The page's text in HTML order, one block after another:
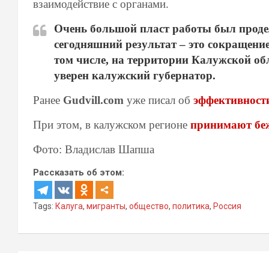
взаимодействие с органами.
Очень большой пласт работы был
сегодняшний результат – это
том числе, на территории Калужской
уверен калужский губернатор.
Ранее Gudvill.com уже писал об
При этом, в калужском регионе принимают
Фото: Владислав Шапша
Рассказать об этом:
Tags: Калуга, мигранты, общество, политика, Россия